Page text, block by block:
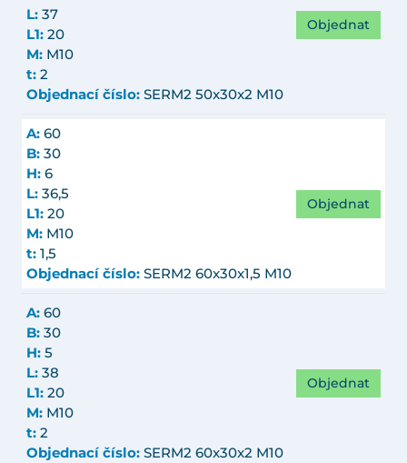
L: 37
L1: 20
M: M10
t: 2
Objednací číslo: SERM2 50x30x2 M10
Objednat
A: 60
B: 30
H: 6
L: 36,5
L1: 20
M: M10
t: 1,5
Objednací číslo: SERM2 60x30x1,5 M10
Objednat
A: 60
B: 30
H: 5
L: 38
L1: 20
M: M10
t: 2
Objednací číslo: SERM2 60x30x2 M10
Objednat